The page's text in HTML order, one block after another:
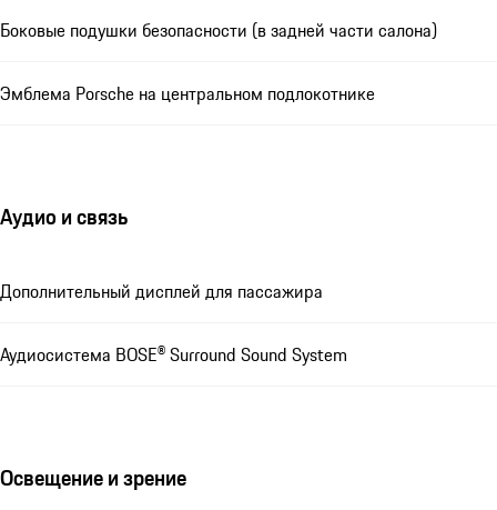
Боковые подушки безопасности (в задней части салона)
Эмблема Porsche на центральном подлокотнике
Аудио и связь
Дополнительный дисплей для пассажира
Аудиосистема BOSE® Surround Sound System
Освещение и зрение